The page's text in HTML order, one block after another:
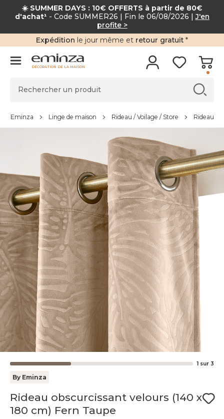
☀️ SUMMER DAYS : 10€ OFFERTS à partir de 80€
d'achat¹ - Code SUMMER26 | Fin le 06/08/2026 |J'en
profite >
Expédition le jour même et retour gratuit *
DÉCORATION DE LA MAISON
Eminza Linge de maison Rideau / Voilage / Store Rideau
1 sur 3
By Eminza
Rideau obscurcissant velours (140 x
180 cm) Fern Taupe